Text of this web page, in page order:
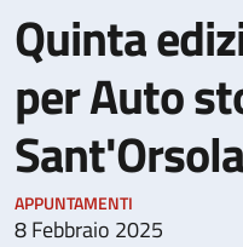
Quinta
per Auto
APPUNTAMENTI
8 Febbraio 2025